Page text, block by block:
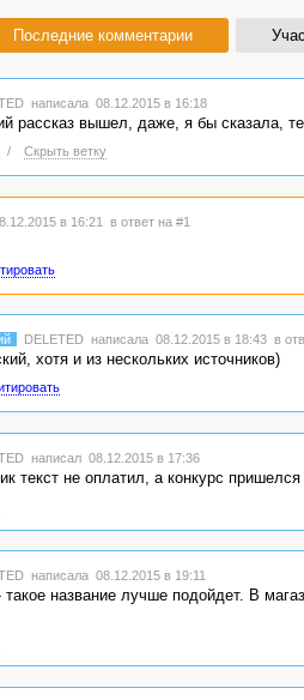
Последние комментарии
написала 08.12.2015 в 16:18
рассказ вышел, даже, я бы сказала,
/ Скрыть ветку
в 16:21 в ответ на #1
DELETED написала 08.12.2015 в 18:43 в
хотя и из нескольких источников)
написал 08.12.2015 в 17:36
текст не оплатил, а конкурс пришелся
написала 08.12.2015 в 19:11
название лучше подойдет. В